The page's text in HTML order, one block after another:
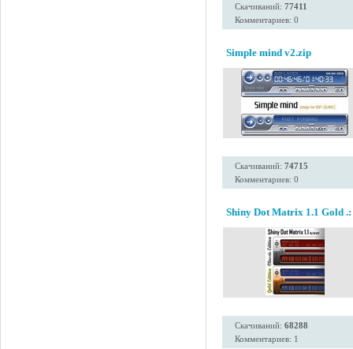
Скачиваний: 77411
Комментариев: 0
Simple mind v2.zip
Скачиваний: 74715
Комментариев: 0
Shiny Dot Matrix 1.1 Gold
Скачиваний: 68288
Комментариев: 1